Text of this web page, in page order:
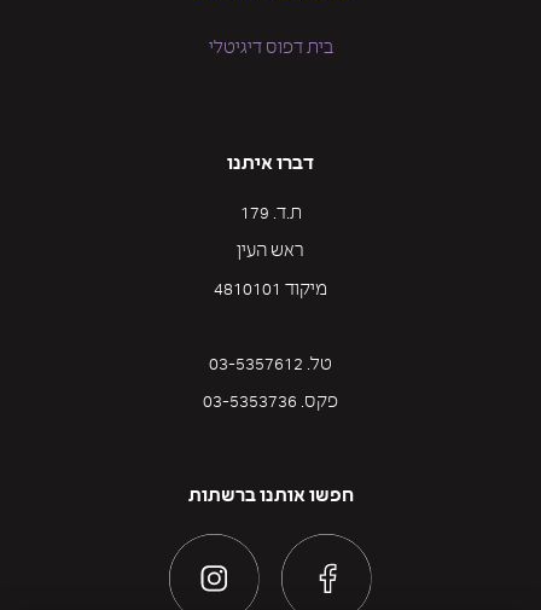
בית דפוס דיגיטלי
דברו איתנו
ת.ד. 179
ראש העין
מיקוד 4810101
טל. 03-5357612
פקס. 03-5353736
חפשו אותנו ברשתות